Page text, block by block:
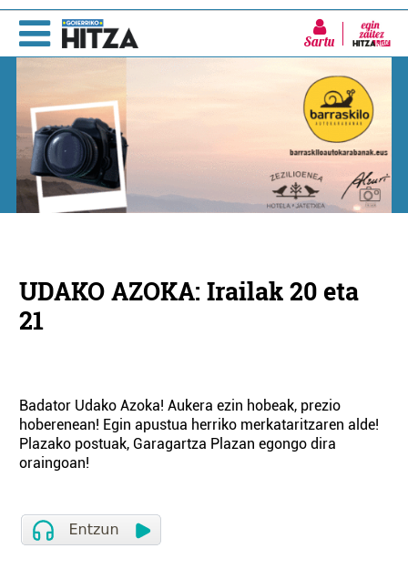
Sartu
UDAKO AZOKA: Irailak 20 eta
21
Badator Udako Azoka! Aukera ezin hobeak, prezio
hoberenean! Egin apustua herriko merkataritzaren alde!
Plazako postuak, Garagartza Plazan egongo dira
oraingoan!